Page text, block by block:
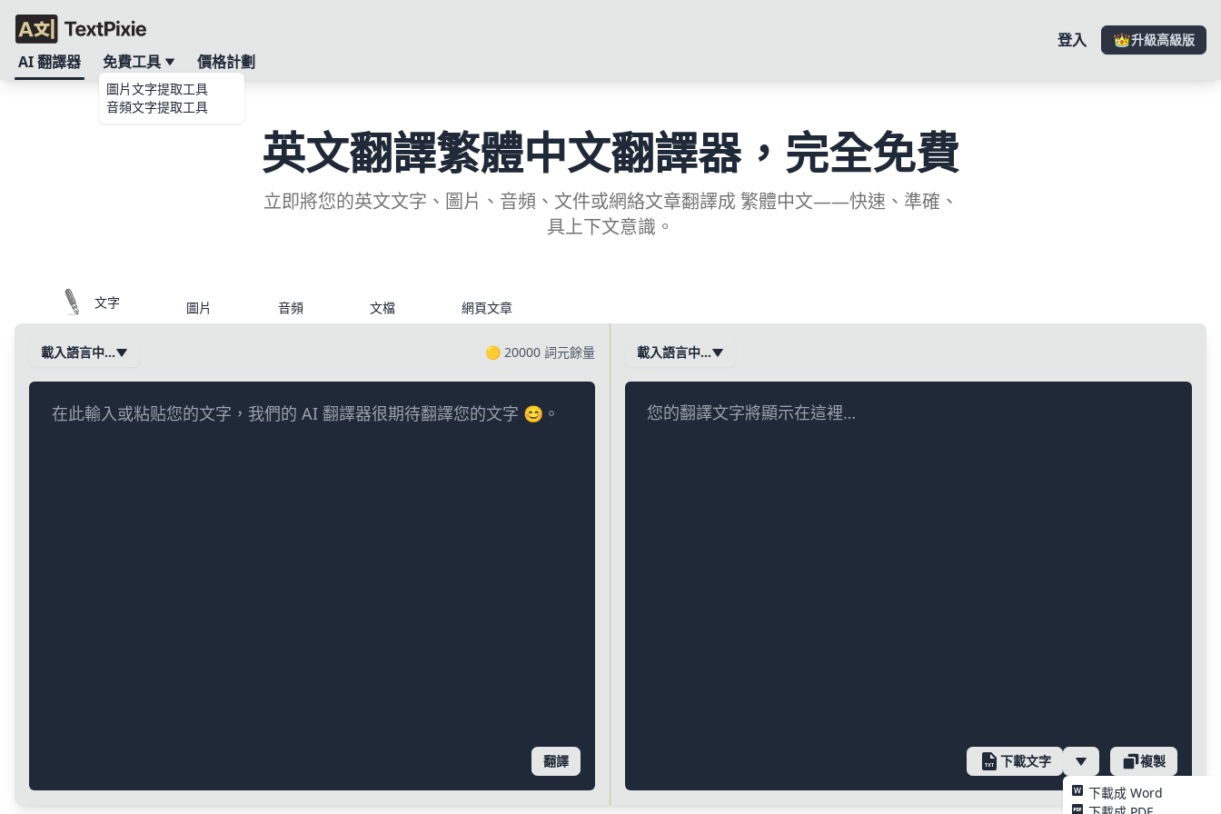
AI 翻譯器 免費工具
圖片文字提取工具
音頻文字提取工具
價格計劃
登入 升級高級版
英文翻譯繁體中文翻譯器，完全免費
立即將您的英文文字、圖片、音頻、文件或網絡文章翻譯成 繁體中文——快速、準確、
具上下文意識。
文字 圖片 音頻 文檔 網頁文章
載入語言中… 🟡 20000 詞元餘量
翻譯
載入語言中…
您的翻譯文字將顯示在這裡…
下載文字
下載成 Word
複製